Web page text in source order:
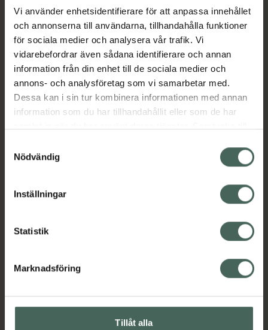
Vi använder enhetsidentifierare för att anpassa innehållet
och annonserna till användarna, tillhandahålla funktioner
för sociala medier och analysera vår trafik. Vi
vidarebefordrar även sådana identifierare och annan
information från din enhet till de sociala medier och
annons- och analysföretag som vi samarbetar med.
Dessa kan i sin tur kombinera informationen med annan
information som du har tillhandahållit eller som de har
återkalla ditt samtycke via webbplatsens
cookieinställningar. Ett återkallat samtycke påverkar inte
lagligheten av behandling som skett innan återkallelsen.
Nödvändig
Inställningar
Statistik
Marknadsföring
Tillåt alla
efter 1 månad.
Jämförpris 165 kr/l
EAN:07046264843260
Kategorier:
Sår, bett och stick
Visa
Sår, bett och stick